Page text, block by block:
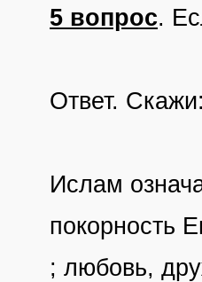
5 вопрос.
Ответ.
Ислам
покорность
; любовь,